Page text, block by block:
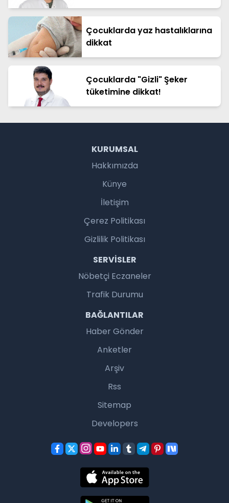
Çocuklarda yaz hastalıklarına
dikkat
Çocuklarda "Gizli" Şeker
tüketimine dikkat!
KURUMSAL
Hakkımızda
Künye
İletişim
Çerez Politikası
Gizlilik Politikası
SERVISLER
Nöbetçi Eczaneler
Trafik Durumu
BAĞLANTILAR
Haber Gönder
Anketler
Arşiv
Rss
Sitemap
Developers